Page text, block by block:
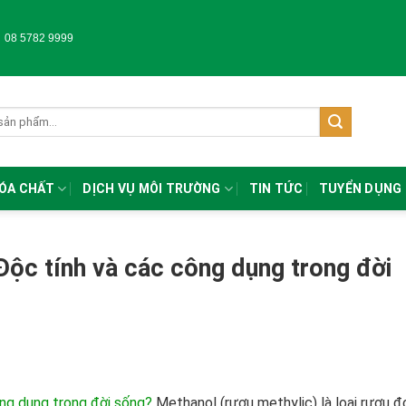
08 5782 9999
CHẤT DỊCH VỤ MÔI TRƯỜNG TIN TỨC TUYỂN DỤNG
tính và các công dụng trong đời